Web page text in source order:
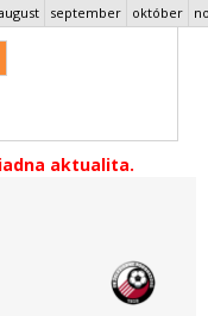
september október
aktualita.